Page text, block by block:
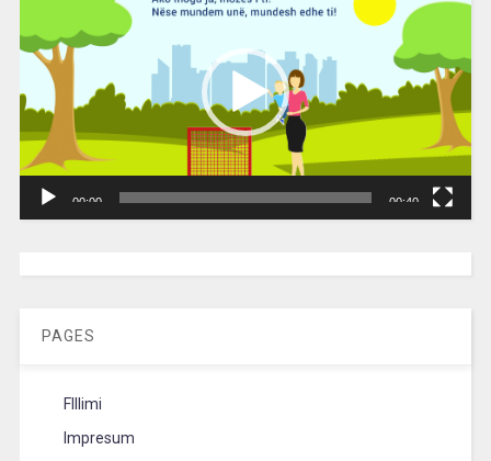
00:00 00:40
PAGES
FIllimi
Impresum